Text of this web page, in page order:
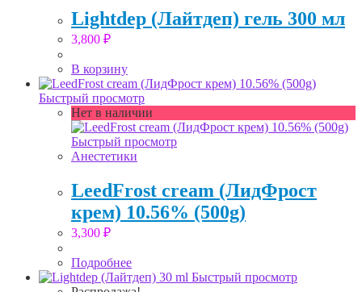
Lightdep (Лайтдеп) гель 300 мл
3,800 ₽
В корзину
Быстрый просмотр
Нет в наличии
Быстрый просмотр
Анестетики
LeedFrost cream (ЛидФрост
крем) 10.56% (500g)
3,300 ₽
Подробнее
Быстрый просмотр